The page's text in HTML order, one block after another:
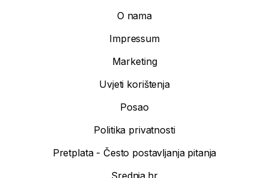
O nama
Impressum
Marketing
Uvjeti korištenja
Posao
Politika privatnosti
Pretplata - Često postavljanja pitanja
Srednja.hr